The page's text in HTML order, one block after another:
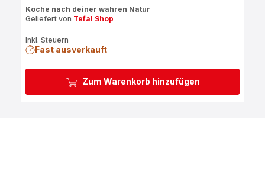
Zum Warenkorb hinzufügen
Koche nach deiner wahren Natur
Geliefert von Tefal Shop
Inkl. Steuern
Fast ausverkauft